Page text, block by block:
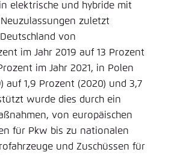
elektrische und hybride mit
zuletzt
von
im Jahr 2019 auf 13 Prozent
im Jahr 2021, in Polen
auf 1,9 Prozent (2020) und 3,7
wurde dies durch ein
von europäischen
für Pkw bis zu nationalen
und Zuschüssen für